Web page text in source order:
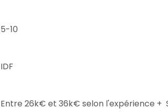
5-10
IDF
Entre 26k€ et 36k€ selon l'expérience